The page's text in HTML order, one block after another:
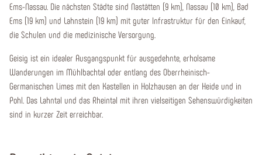
Ems-Nassau. Die nächsten Städte sind Nastätten (9 km), Nassau (10 km), Bad
Ems (19 km) und Lahnstein (19 km) mit guter Infrastruktur für den Einkauf,
die Schulen und die medizinische Versorgung.
Geisig ist ein idealer Ausgangspunkt für ausgedehnte, erholsame
Wanderungen im Mühlbachtal oder entlang des Oberrheinisch-
Germanischen Limes mit den Kastellen in Holzhausen an der Heide und in
Pohl. Das Lahntal und das Rheintal mit ihren vielseitigen Sehenswürdigkeiten
sind in kurzer Zeit erreichbar.